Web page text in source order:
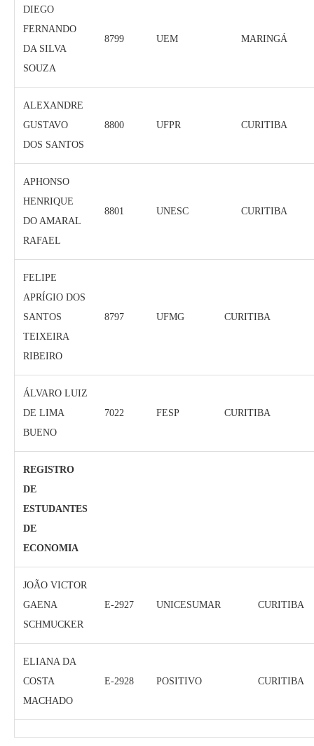
DIEGO
FERNANDO
DA SILVA
SOUZA
8799 UEM MARINGÁ
ALEXANDRE
GUSTAVO
DOS SANTOS
8800 UFPR CURITIBA
APHONSO
HENRIQUE
DO AMARAL
RAFAEL
8801 UNESC CURITIBA
FELIPE
APRÍGIO DOS
SANTOS
TEIXEIRA
RIBEIRO
8797 UFMG CURITIBA
ÁLVARO LUIZ
DE LIMA
BUENO
7022 FESP CURITIBA
REGISTRO
DE
ESTUDANTES
DE
ECONOMIA
JOÃO VICTOR
GAENA
SCHMUCKER
E-2927 UNICESUMAR CURITIBA
ELIANA DA
COSTA
MACHADO
E-2928 POSITIVO CURITIBA